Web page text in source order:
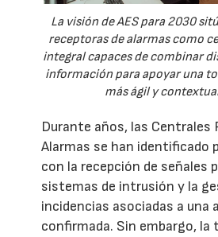
La visión de AES para 2030
receptoras de alarmas como
integral capaces de combinar
información para apoyar una
más ágil y
Durante años, las Centrales
Alarmas se han identificado
con la recepción de señales
sistemas de intrusión y la
incidencias asociadas a una
confirmada. Sin embargo,